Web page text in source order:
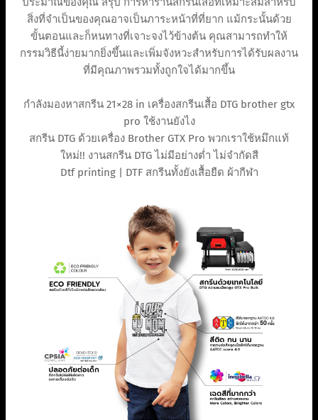
สิ่งที่จำเป็นของคุณอาจเป็นภาระหน้าที่ที่ยาก แม้กระนั้นด้วย
ขั้นตอนและก็หนทางที่เจาะจงไว้ข้างต้น คุณสามารถทำให้
กรรมวิธีนี้ง่ายมากยิ่งขึ้นและเพิ่มจังหวะสำหรับการได้รับผลงาน
ที่มีคุณภาพรวมทั้งถูกใจได้มากขึ้น
กำลังมองหาสกรีน 21×28 in เครื่องสกรีนเสื้อ DTG brother gtx
pro ใช้งานยังไง
สกรีน DTG ด้วยเครื่อง Brother GTX Pro พวกเราใช้หมึกแท้
ใหม่!! งานสกรีน DTG ไม่มีอย่างต่ำ ไม่จำกัดสี
Dtf printing | DTF สกรีนทั้งยังเสื้อยืด ผ้ากีฬา